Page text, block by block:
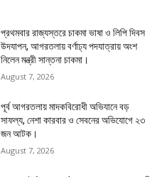
প্রথমবার রাজ্যস্তরে চাকমা ভাষা ও লিপি দিবস
উদযাপন, আগরতলায় বর্ণাঢ্য পদযাত্রায় অংশ
নিলেন মন্ত্রী সান্তনা চাকমা।
August 7, 2026
পূর্ব আগরতলায় মাদকবিরোধী অভিযানে বড়
সাফল্য, নেশা কারবার ও সেবনের অভিযোগে ২৩
জন আটক।
August 7, 2026